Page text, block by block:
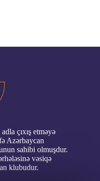
çıxış etməyə
Azərbaycan
sahibi olmuşdur.
vəsiqə
klubudur.